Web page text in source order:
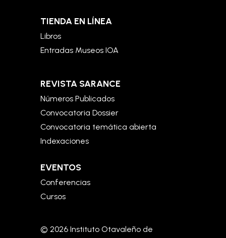
TIENDA EN LÍNEA
Libros
Entradas Museos IOA
REVISTA SARANCE
Números Publicados
Convocatoria Dossier
Convocatoria temática abierta
Indexaciones
EVENTOS
Conferencias
Cursos
© 2026 Instituto Otavaleño de